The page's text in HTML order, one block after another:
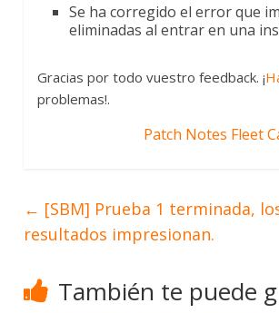
Se ha corregido el error que
eliminadas al entrar en una
Gracias por todo vuestro feedback. ¡
problemas!.
Patch Notes Fleet
← [SBM] Prueba 1 terminada,
resultados impresionan.
También te puede